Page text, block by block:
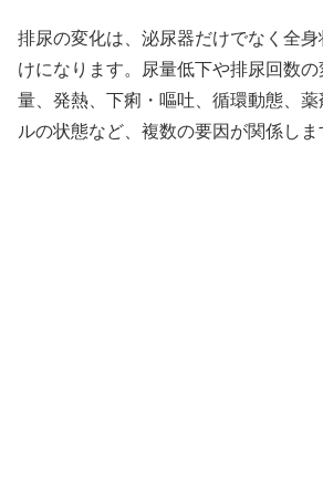
排尿の変化は、泌尿器だけでなく全
けになります。尿量低下や排尿回数
量、発熱、下痢・嘔吐、循環動態、
ルの状態など、複数の要因が関係しま